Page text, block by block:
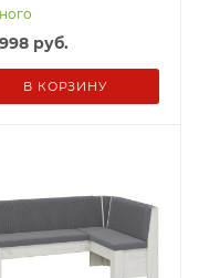
Velutto04.
стол, табурет)
руб.
В КОРЗИНУ